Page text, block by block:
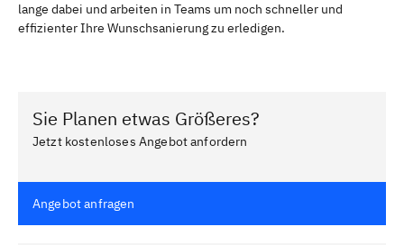
lange dabei und arbeiten in Teams um noch schneller und
effizienter Ihre Wunschsanierung zu erledigen.
Sie Planen etwas Größeres?
Jetzt kostenloses Angebot anfordern
Angebot anfragen